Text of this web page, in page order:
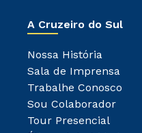
A Cruzeiro do Sul
Nossa História
Sala de Imprensa
Trabalhe Conosco
Sou Colaborador
Tour Presencial